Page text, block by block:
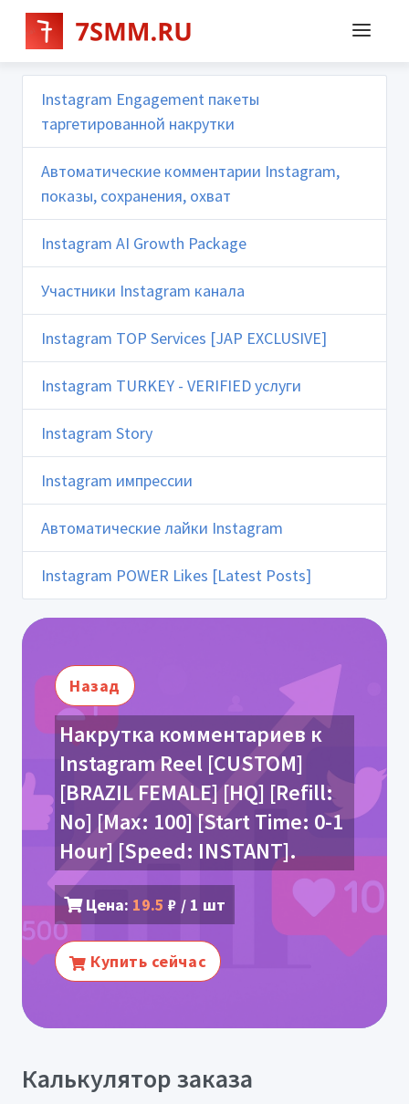
Instagram Engagement пакеты
таргетированной накрутки
Автоматические комментарии Instagram,
показы, сохранения, охват
Instagram AI Growth Package
Участники Instagram канала
Instagram TOP Services [JAP EXCLUSIVE]
Instagram TURKEY - VERIFIED услуги
Instagram Story
Instagram импрессии
Автоматические лайки Instagram
Instagram POWER Likes [Latest Posts]
Назад
Накрутка комментариев к
Instagram Reel [CUSTOM]
[BRAZIL FEMALE] [HQ] [Refill:
No] [Max: 100] [Start Time: 0-1
Hour] [Speed: INSTANT].
Цена: 19.5 ₽ / 1 шт
Купить сейчас
Калькулятор заказа